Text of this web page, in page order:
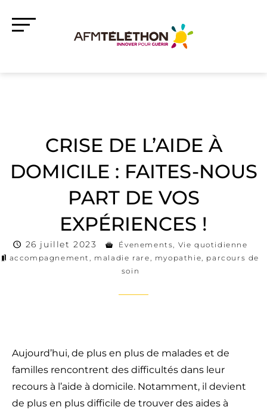
CRISE DE L’AIDE À
DOMICILE : FAITES-NOUS
PART DE VOS
EXPÉRIENCES !
26 juillet 2023 Évenements, Vie quotidienne
accompagnement, maladie rare, myopathie, parcours de
soin
Aujourd’hui, de plus en plus de malades et de
familles rencontrent des difficultés dans leur
recours à l’aide à domicile. Notamment, il devient
de plus en plus difficile de trouver des aides à